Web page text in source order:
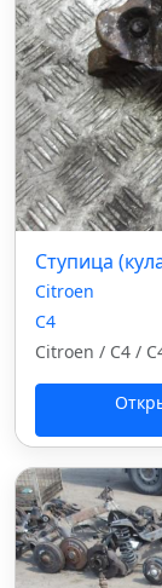
Ступица
Citroen
C4
Citroen / C4 /